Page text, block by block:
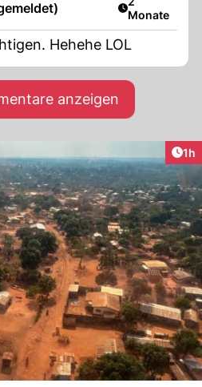
Monate
Trifft immer die Richtigen. Hehehe LOL
anzeigen
1h